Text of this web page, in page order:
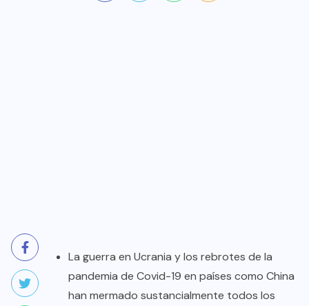
La guerra en Ucrania y los rebrotes de la
pandemia de Covid-19 en países como China
han mermado sustancialmente todos los